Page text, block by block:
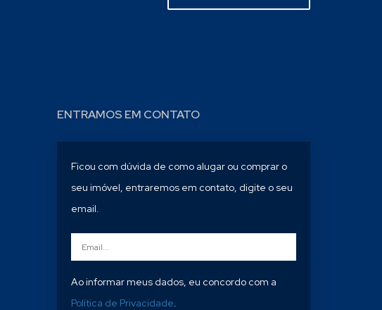
ENTRAMOS EM CONTATO
Ficou com dúvida de como alugar ou comprar o
seu imóvel, entraremos em contato, digite o seu
email.
Ao informar meus dados, eu concordo com a
Política de Privacidade.